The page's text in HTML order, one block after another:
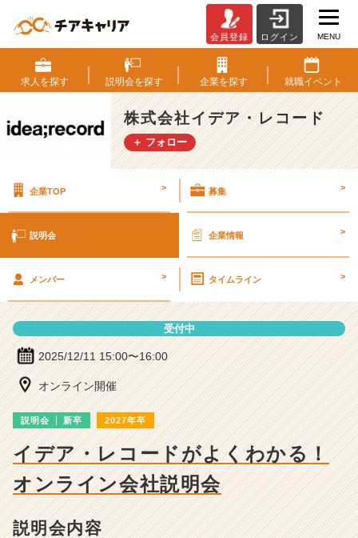
式
会
社
イ
デ
ア・
ド
明
ン
ー・
成
長
企
業
か
会員登録 ログイン MENU
求人を探す 説明会を探す 企業を探す 就職イベント
株式会社イデア・レコード
＋ フォロー
企業TOP > 募集 >
説明会 企業情報 >
メンバー > タイムライン >
受付中
2025/12/11 15:00〜16:00
オンライン開催
説明会 新卒 2027年卒
イデア・レコードがよくわかる！
オンライン会社説明会
説明会内容